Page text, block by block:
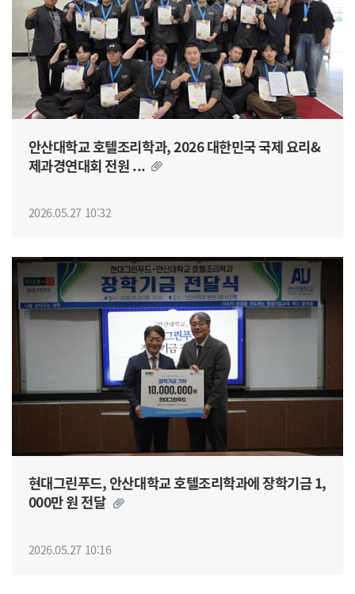
안산대학교 호텔조리학과, 2026 대한민국 국제 요리&
제과경연대회 전원 ...
2026.05.27 10:32
현대그린푸드, 안산대학교 호텔조리학과에 장학기금 1,
000만 원 전달
2026.05.27 10:16